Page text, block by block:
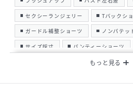
セクシーランジェリー Tバックシ
ガードル補整ショーツ ノンパテッ
サイズ採寸 パンティーショーツ
名古屋